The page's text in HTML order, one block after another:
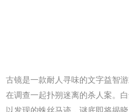
古镜是一款耐人寻味的文字益智
在调查一起扑朔迷离的杀人案。
以发现的蛛丝马迹，谜底即将揭晓